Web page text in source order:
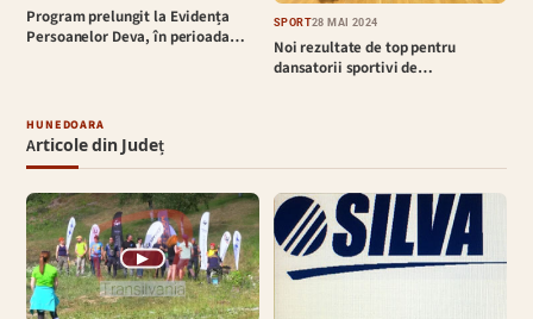
Program prelungit la Evidența
Persoanelor Deva, în perioada…
SPORT28 MAI 2024
Noi rezultate de top pentru
dansatorii sportivi de…
HUNEDOARA
Articole din Județ
▶